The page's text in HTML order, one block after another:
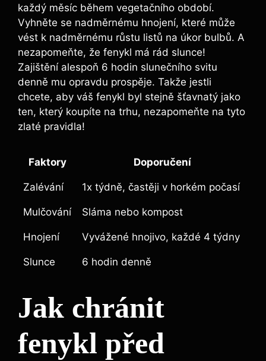
každý měsíc během vegetačního období.
Vyhněte se nadměrnému hnojení, které může
vést k nadměrnému růstu listů na úkor bulbů. A
nezapomeňte, že fenykl má rád slunce!
Zajištění alespoň 6 hodin slunečního svitu
denně mu opravdu prospěje. Takže jestli
chcete, aby váš fenykl byl stejně šťavnatý jako
ten, který koupíte na trhu, nezapomeňte na tyto
zlaté pravidla!
Faktory Doporučení
Zalévání 1x týdně, častěji v horkém počasí
Mulčování Sláma nebo kompost
Hnojení Vyvážené hnojivo, každé 4 týdny
Slunce 6 hodin denně
Jak chránit
fenykl před